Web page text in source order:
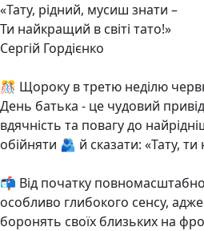
«Тату, рідний, мусиш знати –
Ти найкращий в світі тато!»
Сергій Гордієнко
🎊 Щороку в третю неділю
День батька - це чудовий
вдячність та повагу до
обійняти 🫂 й сказати: «Тату,
📬 Від початку
особливо глибокого сенсу, адже
боронять своїх близьких на